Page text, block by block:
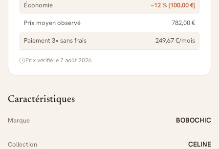
Économie −12 % (100,00 €)
Prix moyen observé 782,00 €
Paiement 3× sans frais 249,67 €/mois
Prix vérifié le 7 août 2026
Caractéristiques
Marque BOBOCHIC
Collection CELINE